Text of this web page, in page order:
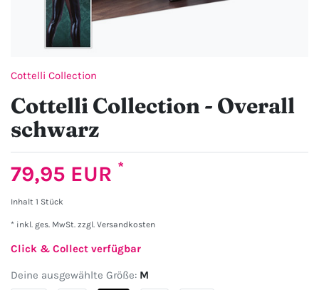
Cottelli Collection
Cottelli Collection - Overall
schwarz
79,95 EUR *
Inhalt 1 Stück
* inkl. ges. MwSt. zzgl. Versandkosten
Click & Collect verfügbar
Deine ausgewählte Größe: M